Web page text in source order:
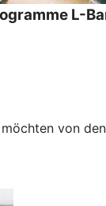
L-
von